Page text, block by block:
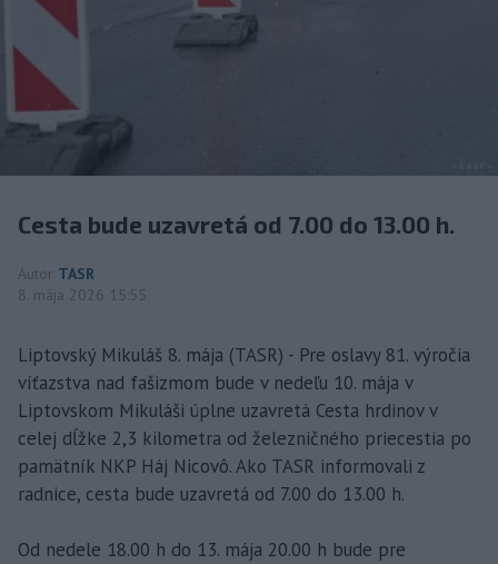
Cesta bude uzavretá od 7.00 do 13.00 h.
Autor TASR
8. mája 2026 15:55
Liptovský Mikuláš 8. mája (TASR) - Pre oslavy 81. výročia
víťazstva nad fašizmom bude v nedeľu 10. mája v
Liptovskom Mikuláši úplne uzavretá Cesta hrdinov v
celej dĺžke 2,3 kilometra od železničného priecestia po
pamätník NKP Háj Nicovô. Ako TASR informovali z
radnice, cesta bude uzavretá od 7.00 do 13.00 h.
Od nedele 18.00 h do 13. mája 20.00 h bude pre